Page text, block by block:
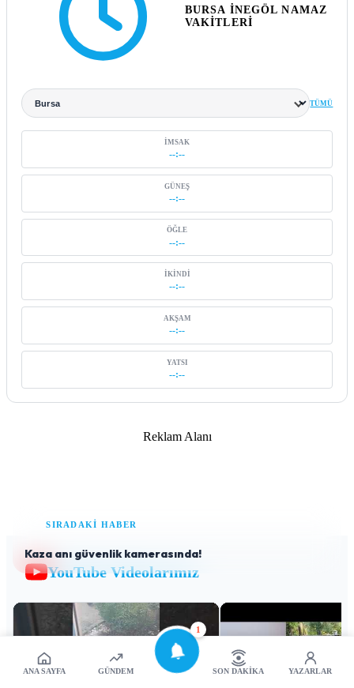
ANA SAYFA GÜNDEM
1
SON DAKIKA YAZARLAR
BURSA İNEGÖL NAMAZ
VAKITLERI
Şehir seçin TÜMÜ
İMSAK
--:--
GÜNEŞ
--:--
ÖĞLE
--:--
İKINDI
--:--
AKŞAM
--:--
YATSI
--:--
Reklam Alanı
YouTube Videolarımız
SIRADAKİ HABER
Kaza anı güvenlik kamerasında!